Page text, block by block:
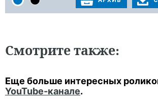
Смотрите также:
Еще больше интересных
YouTube-канале.